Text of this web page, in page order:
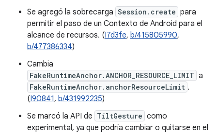
Se agregó la sobrecarga Session.create para
permitir el paso de un Contexto de Android para el
alcance de recursos. (I7d3fe, b/415805990,
b/477386334)
Cambia
FakeRuntimeAnchor.ANCHOR_RESOURCE_LIMIT a
FakeRuntimeAnchor.anchorResourceLimit .
(I90841, b/431992235)
Se marcó la API de TiltGesture como
experimental, ya que podría cambiar o quitarse en el